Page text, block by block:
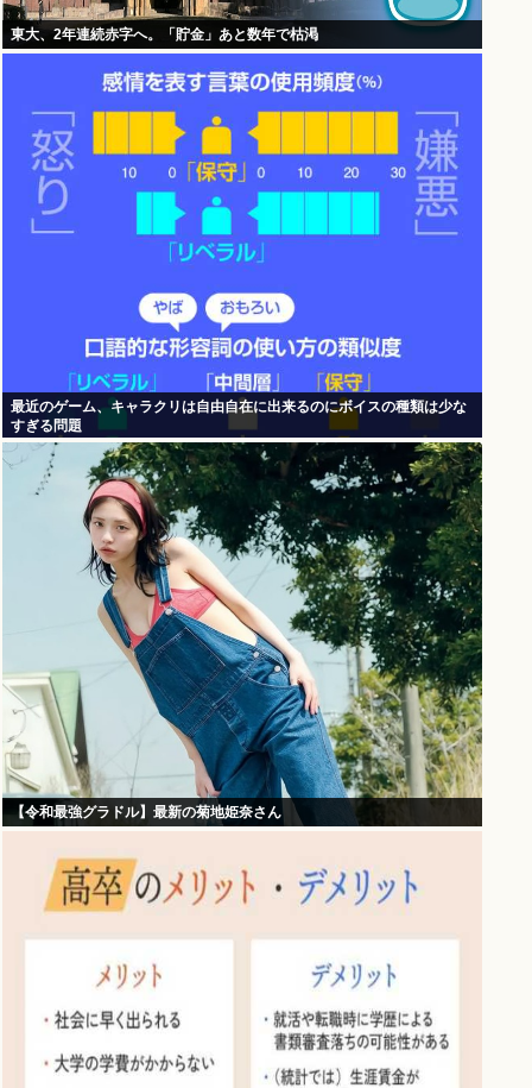
東大、2年連続赤字へ。「貯金」あと数年で枯渇
最近のゲーム、キャラクリは自由自在に出来るのにボイスの種類は少な
すぎる問題
【令和最強グラドル】最新の菊地姫奈さん